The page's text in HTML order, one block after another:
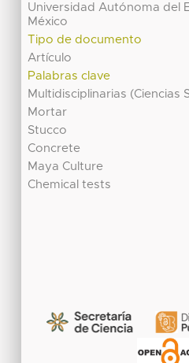
Universidad Autónoma del
México
Tipo de documento
Artículo
Palabras clave
Multidisciplinarias (Ciencias
Mortar
Stucco
Concrete
Maya Culture
Chemical tests